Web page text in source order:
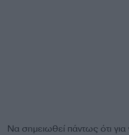
Να σημειωθεί πάντως ότι